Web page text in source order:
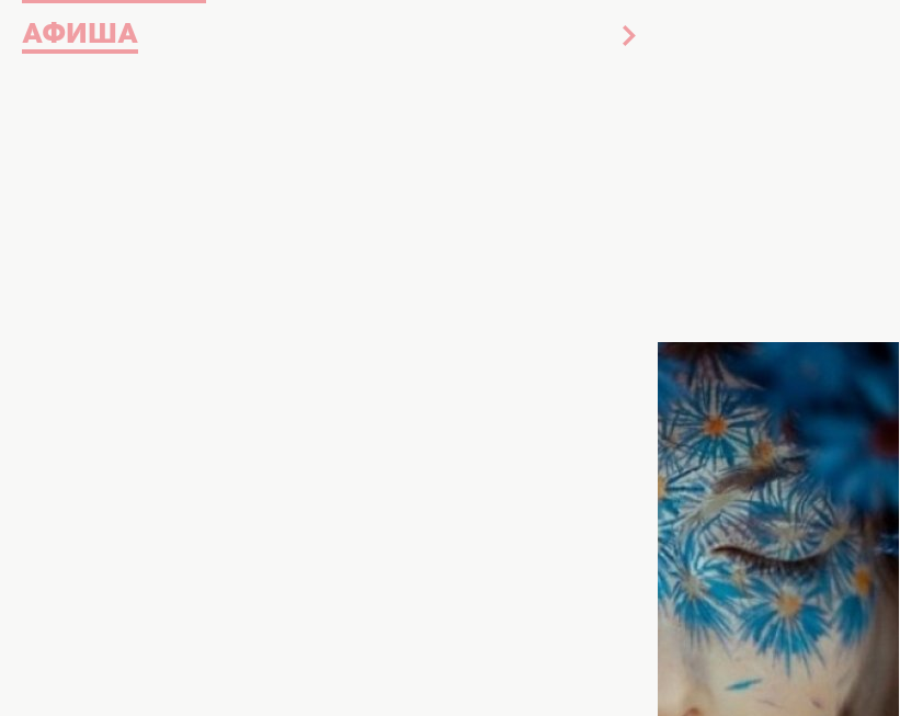
АФИША
Когда мы говорим об искусстве макияжа, то имеем в виду создание
идеального тона лица, выразительных глаз и красивых губ. Но это
далеко не все, что может предложить нам макияж. Сегодня мы покажем
вам настоящие картины, нарисованные визажистами на лицах
как выглядят обычные девушки до и после
. Из простушек с проблемной кожей они превращаются в
роскошных див. Когда мы видим такое преображение, то оно говорит в